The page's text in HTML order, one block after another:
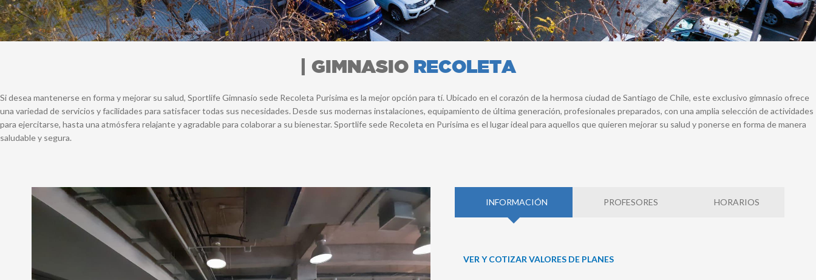
| GIMNASIO RECOLETA
Si desea mantenerse en forma y mejorar su salud, Sportlife Gimnasio sede Recoleta Purisima es la mejor opción para tí. Ubicado en el corazón de la hermosa ciudad de Santiago de Chile, este exclusivo gimnasio ofrece
una variedad de servicios y facilidades para satisfacer todas sus necesidades. Desde sus modernas instalaciones, equipamiento de última generación, profesionales preparados, con una amplia selección de actividades
para ejercitarse, hasta una atmósfera relajante y agradable para colaborar a su bienestar. Sportlife sede Recoleta en Purisima es el lugar ideal para aquellos que quieren mejorar su salud y ponerse en forma de manera
saludable y segura.
INFORMACIÓN PROFESORES HORARIOS
VER Y COTIZAR VALORES DE PLANES